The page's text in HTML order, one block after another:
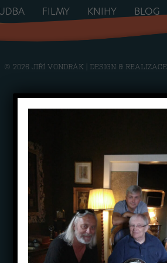
FILMY KNIHY BLOG
© 2026 JIŘÍ VONDRÁK | DESIGN & REALIZACE